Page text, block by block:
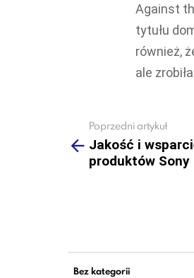
Against
tytułu
również,
ale
more
Poprzedni artykuł
Jakość i
produktów Sony
Bez kategorii